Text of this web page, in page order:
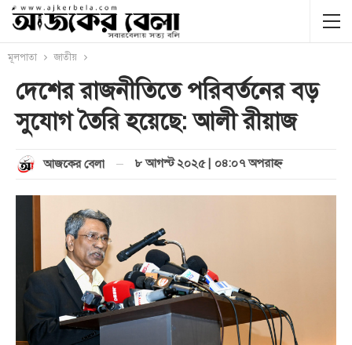
মূলপাতা জাতীয়
দেশের রাজনীতিতে পরিবর্তনের বড়
সুযোগ তৈরি হয়েছে: আলী রীয়াজ
আজকের বেলা ৮ আগস্ট ২০২৫ | ০৪:০৭ অপরাহ্ণ